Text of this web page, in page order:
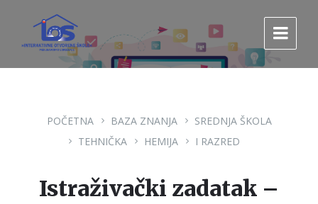
sadržaj
glavnu
navigaciju.
POČETNA BAZA ZNANJA
SREDNJA ŠKOLA
TEHNIČKA
HEMIJA I RAZRED
Istraživački zadatak –